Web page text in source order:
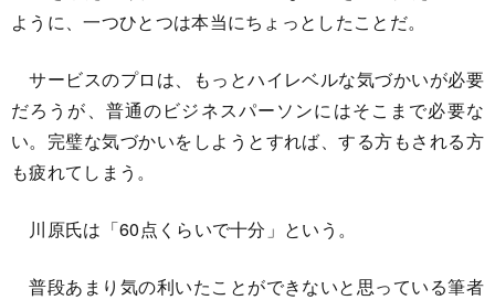
ように、一つひとつは本当にちょっとしたことだ。
サービスのプロは、もっとハイレベルな気づかいが必要
だろうが、普通のビジネスパーソンにはそこまで必要な
い。完璧な気づかいをしようとすれば、する方もされる方
も疲れてしまう。
川原氏は「60点くらいで十分」という。
普段あまり気の利いたことができないと思っている筆者